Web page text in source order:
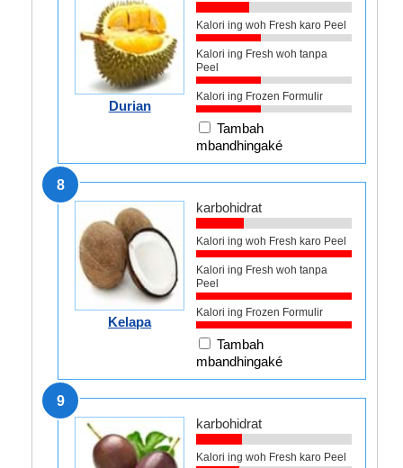
Durian
Kalori ing woh Fresh karo Peel
Kalori ing Fresh woh tanpa
Peel
Kalori ing Frozen Formulir
Tambah
mbandhingaké
8
Kelapa
karbohidrat
Kalori ing woh Fresh karo Peel
Kalori ing Fresh woh tanpa
Peel
Kalori ing Frozen Formulir
Tambah
mbandhingaké
9
karbohidrat
Kalori ing woh Fresh karo Peel